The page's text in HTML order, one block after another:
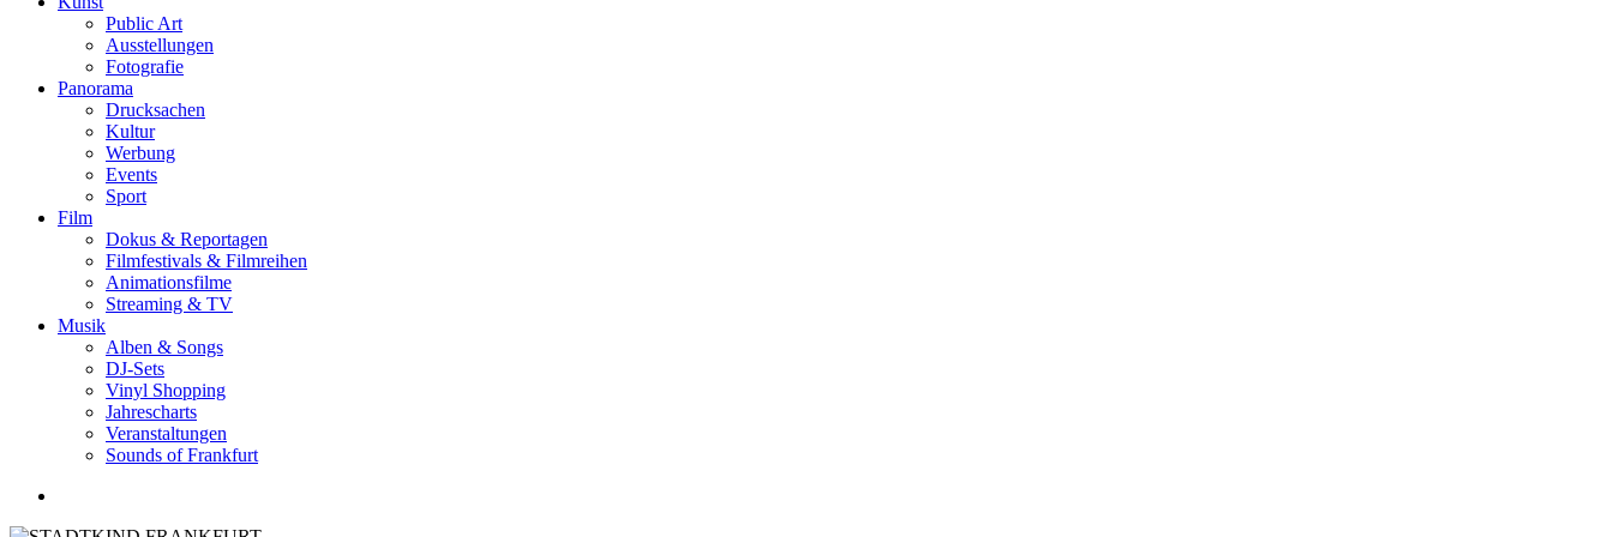
Public Art
Ausstellungen
Fotografie
Panorama
Drucksachen
Kultur
Werbung
Events
Sport
Film
Dokus & Reportagen
Filmfestivals & Filmreihen
Animationsfilme
Streaming & TV
Musik
Alben & Songs
DJ-Sets
Vinyl Shopping
Jahrescharts
Veranstaltungen
Sounds of Frankfurt